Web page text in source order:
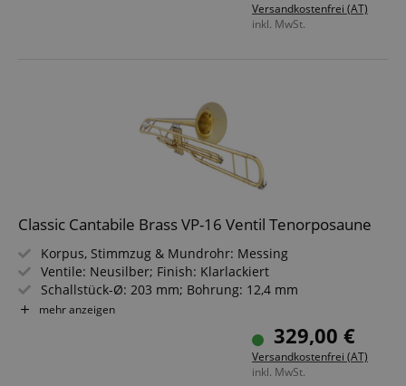
Versandkostenfrei (AT)
inkl. MwSt.
Classic Cantabile Brass VP-16 Ventil Tenorposaune
Korpus, Stimmzug & Mundrohr: Messing
Ventile: Neusilber; Finish: Klarlackiert
Schallstück-Ø: 203 mm; Bohrung: 12,4 mm
Inkl. Mundstück & Pflegetuch
Inkl. Leichtkoffer mit Rucksackgarnitur (verstellbar)
mehr anzeigen
329,00 €
Versandkostenfrei (AT)
inkl. MwSt.